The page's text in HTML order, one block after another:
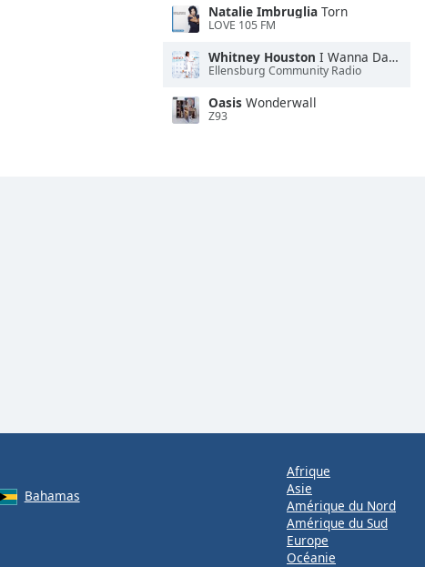
Natalie Imbruglia Torn
LOVE 105 FM
Whitney Houston I Wanna Dance With Somebody
Ellensburg Community Radio
Oasis Wonderwall
Z93
Bahamas
Afrique
Asie
Amérique du Nord
Amérique du Sud
Europe
Océanie